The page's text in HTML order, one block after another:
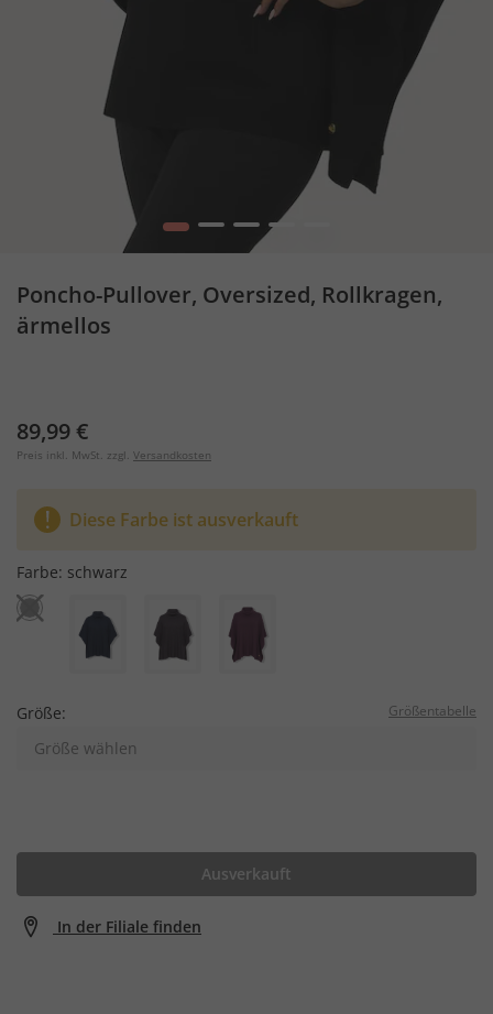
1 2 3
Poncho-Pullover, Oversized, Rollkragen,
ärmellos
89,99 €
Preis inkl. MwSt. zzgl. Versandkosten
Diese Farbe ist ausverkauft
Farbe: schwarz
Größe: Größentabelle
Größe wählen
Ausverkauft
In der Filiale finden